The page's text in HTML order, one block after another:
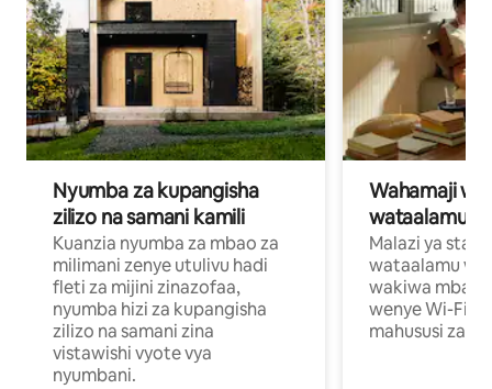
Nyumba za kupangisha
zilizo na samani kamili
Kuanzia nyumba za mbao za
milimani zenye utulivu hadi
fleti za mijini zinazofaa,
nyumba hizi za kupangisha
zilizo na samani zina
vistawishi vyote vya
nyumbani.
Wahamaji
wataalamu
Malazi ya
wataalamu
wakiwa mbali
wenye Wi-Fi
mahususi za